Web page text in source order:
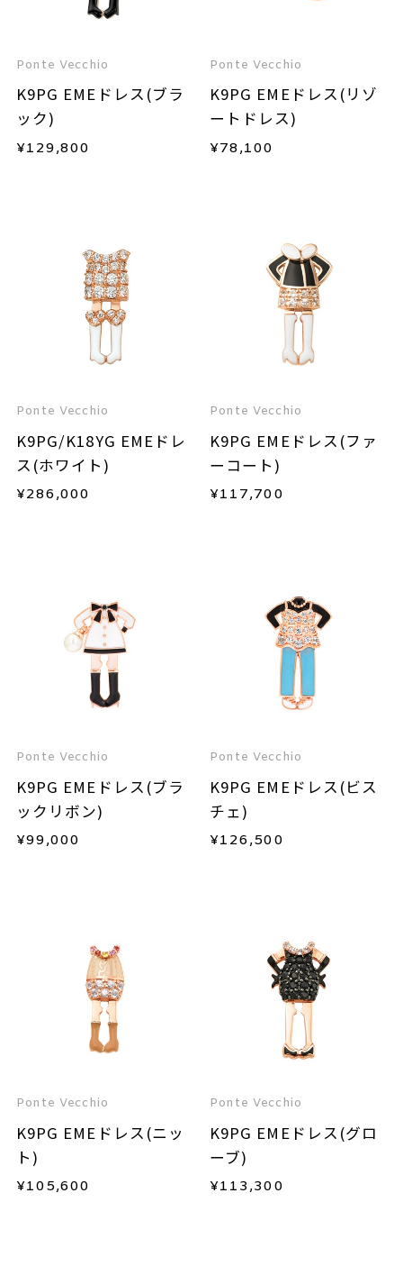
Ponte Vecchio
K9PG EMEドレス(ブラ
ック)
¥129,800
Ponte Vecchio
K9PG EMEドレス(リゾ
ートドレス)
¥78,100
Ponte Vecchio
K9PG/K18YG EMEドレ
ス(ホワイト)
¥286,000
Ponte Vecchio
K9PG EMEドレス(ファ
ーコート)
¥117,700
Ponte Vecchio
K9PG EMEドレス(ブラ
ックリボン)
¥99,000
Ponte Vecchio
K9PG EMEドレス(ビス
チェ)
¥126,500
Ponte Vecchio
K9PG EMEドレス(ニッ
ト)
¥105,600
Ponte Vecchio
K9PG EMEドレス(グロ
ーブ)
¥113,300